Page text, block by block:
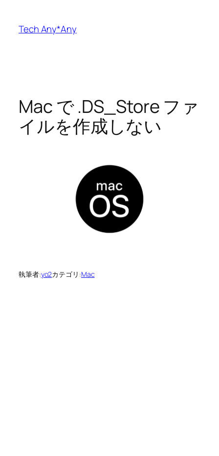
Tech Any*Any
Mac で .DS_Store ファ
イルを作成しない
執筆者:yo2カテゴリ:Mac